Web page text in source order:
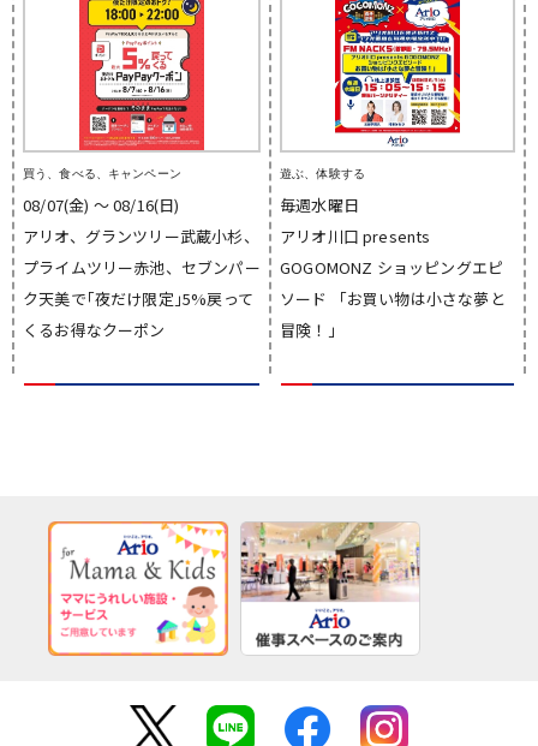
買う、食べる、キャンペーン
08/07(金) 〜 08/16(日)
アリオ、グランツリー武蔵小杉、
プライムツリー赤池、セブンパー
ク天美で｢夜だけ限定｣5%戻って
くるお得なクーポン
遊ぶ、体験する
毎週水曜日
アリオ川口 presents
GOGOMONZ ショッピングエピ
ソード 「お買い物は小さな夢と
冒険！」